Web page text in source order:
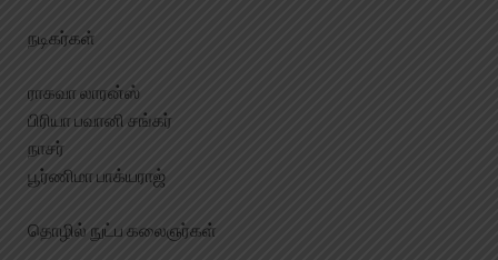
நடிகர்கள்
ராகவா லாரன்ஸ்
பிரியா பவானி சங்கர்
நாசர்
பூர்ணிமா பாக்யராஜ்
தொழில் நுட்ப கலைஞர்கள்